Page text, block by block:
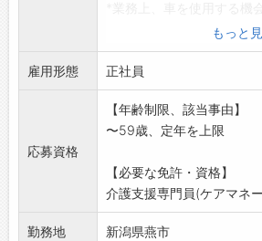
もっと
雇用形態 正社員
応募資格
【年齢制限、該当事由】
〜59歳、定年を上限
【必要な免許・資格】
介護支援専門員(ケアマネ
勤務地 新潟県燕市